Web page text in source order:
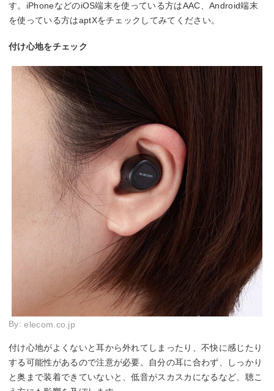
す。iPhoneなどのiOS端末を使っている方はAAC、Android端末
を使っている方はaptXをチェックしてみてください。
付け心地をチェック
By:elecom.co.jp
付け心地がよくないと耳から外れてしまったり、不快に感じたり
する可能性があるので注意が必要。自分の耳に合わず、しっかり
と奥まで装着できていないと、低音がスカスカになるなど、聴こ